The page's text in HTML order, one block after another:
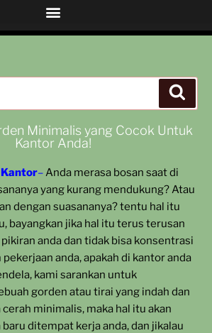
Minimalis yang Cocok Untuk
Kantor Anda!
Kantor– Anda merasa bosan saat di
yang kurang mendukung? Atau
dengan suasananya? tentu hal itu
bayangkan jika hal itu terus terusan
anda dan tidak bisa konsentrasi
anda, apakah di kantor anda
kami sarankan untuk
gorden atau tirai yang indah dan
minimalis, maka hal itu akan
ditempat kerja anda, dan jikalau